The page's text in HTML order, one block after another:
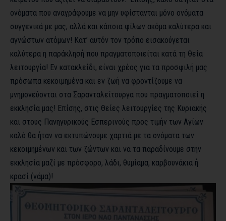
ονόματα που αναγράφουμε να μην υφίστανται μόνο ονόματα
συγγενικά με μας, αλλά και κάποια φίλων ακόμα καλύτερα και
αγνώστων ατόμων! Κατ’ αυτόν τον τρόπο εισακούγεται
καλύτερα η παράκλησή που πραγματοποιείται κατά τη Θεία
λειτουργία! Εν κατακλείδι, είναι χρέος για τα προσφιλή μας
πρόσωπα κεκοιμημένα και εν ζωή να φροντίζουμε να
μνημονεύονται στα Σαρανταλείτουργα που πραγματοποιεί η
εκκλησία μας! Επίσης, στις Θείες λειτουργίες της Κυριακής
και στους Πανηγυρικούς Εσπερινούς προς τιμήν των Αγίων
καλό θα ήταν να εκτυπώνουμε χαρτιά με τα ονόματα των
κεκοιμημένων και των ζώντων και να τα παραδίνουμε στην
εκκλησία μαζί με πρόσφορο, λάδι, θυμίαμα, καρβουνάκια ή
κρασί (νάμα)!